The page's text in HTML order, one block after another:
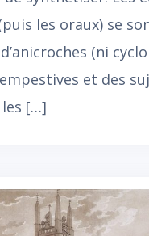
les oraux) se
(ni
et des
les […]